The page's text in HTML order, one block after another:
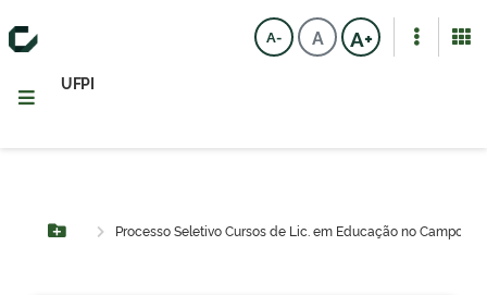
A- A A+
UFPI
Botão MenuProcesso Seletivo Cursos de Lic. em Educação no Campo